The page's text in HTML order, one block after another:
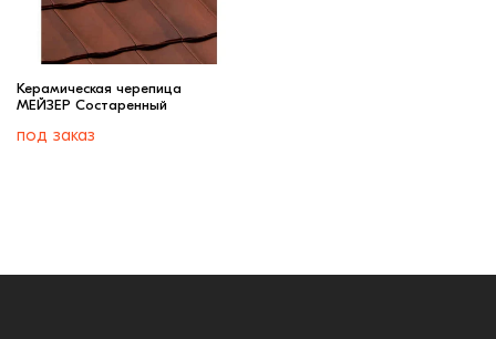
Керамическая черепица
МЕЙЗЕР Состаренный
под заказ